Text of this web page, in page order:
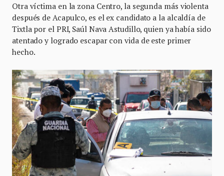
Otra víctima en la zona Centro, la segunda más violenta
después de Acapulco, es el ex candidato a la alcaldía de
Tixtla por el PRI, Saúl Nava Astudillo, quien ya había sido
atentado y logrado escapar con vida de este primer
hecho.